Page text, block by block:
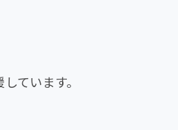
ています。